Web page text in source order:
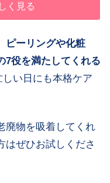
く見る
ピーリングや化粧
7役を満たしてくれる
い日にも本格ケア
廃物を吸着してくれ
はぜひお試しくださ